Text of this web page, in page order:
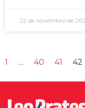
22 de novembro de
1 … 40 41 42